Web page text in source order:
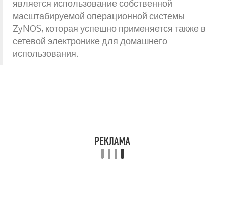
является использование собственной
масштабируемой операционной системы
ZyNOS, которая успешно применяется также в
сетевой электронике для домашнего
использования.